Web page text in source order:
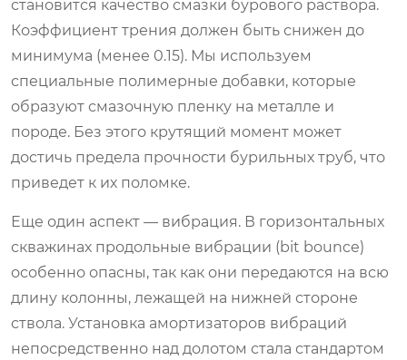
становится качество смазки бурового раствора.
Коэффициент трения должен быть снижен до
минимума (менее 0.15). Мы используем
специальные полимерные добавки, которые
образуют смазочную пленку на металле и
породе. Без этого крутящий момент может
достичь предела прочности бурильных труб, что
приведет к их поломке.
Еще один аспект — вибрация. В горизонтальных
скважинах продольные вибрации (bit bounce)
особенно опасны, так как они передаются на всю
длину колонны, лежащей на нижней стороне
ствола. Установка амортизаторов вибраций
непосредственно над долотом стала стандартом